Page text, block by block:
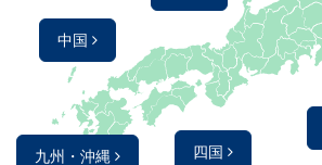
中国
四国
九州・沖縄